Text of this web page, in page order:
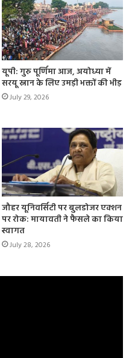
यूपी: गुरु पूर्णिमा आज, अयोध्या में
सरयू स्नान के लिए उमड़ी भक्तों की भीड़
July 29, 2026
जौहर यूनिवर्सिटी पर बुलडोजर एक्शन
पर रोक: मायावती ने फैसले का किया
स्वागत
July 28, 2026